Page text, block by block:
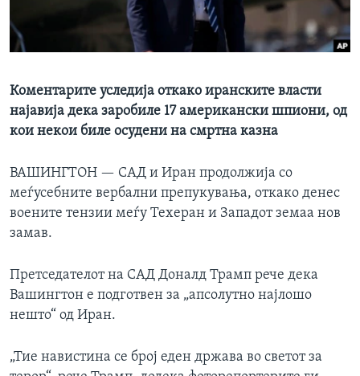
Коментарите уследија откако иранските власти
најавија дека заробиле 17 американски шпиони, од
кои некои биле осудени на смртна казна
ВАШИНГТОН — САД и Иран продолжија со
меѓусебните вербални препукувања, откако денес
воените тензии меѓу Техеран и Западот земаа нов
замав.
Претседателот на САД Доналд Трамп рече дека
Вашингтон е подготвен за „апсолутно најлошо
нешто“ од Иран.
„Тие навистина се број еден држава во светот за